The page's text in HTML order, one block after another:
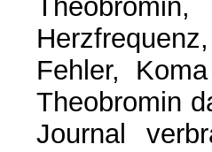
Fehler,
Theobromin
Journal